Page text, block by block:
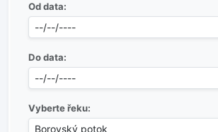
Od data:
Do data:
Vyberte řeku: